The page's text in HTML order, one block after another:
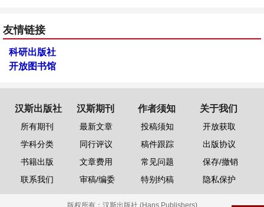
友情链接
科研出版社
开放图书馆
汉斯出版社
所有期刊
学科分类
书籍出版
联系我们
汉斯期刊
最新文章
同行评议
文章费用
审稿/编委
作者须知
投稿须知
稿件跟踪
常见问题
特别约稿
关于我们
开放获取
出版协议
保存/撤销
隐私保护
版权所有： 汉斯出版社 (Hans Publishers)